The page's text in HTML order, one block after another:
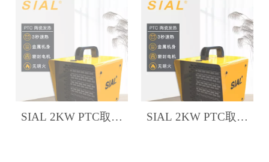
SIAL 2KW PTC取暖
SIAL 2KW PTC取暖